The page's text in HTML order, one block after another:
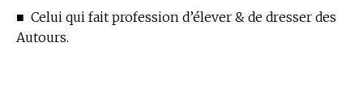
■ Celui qui fait profession d’élever & de dresser des
Autours.